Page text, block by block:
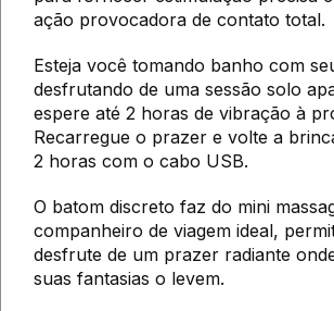
ação provocadora de contato total.
Esteja você tomando banho com
desfrutando de uma sessão solo
espere até 2 horas de vibração à
Recarregue o prazer e volte a
2 horas com o cabo USB.
O batom discreto faz do mini
companheiro de viagem ideal,
desfrute de um prazer radiante
suas fantasias o levem.